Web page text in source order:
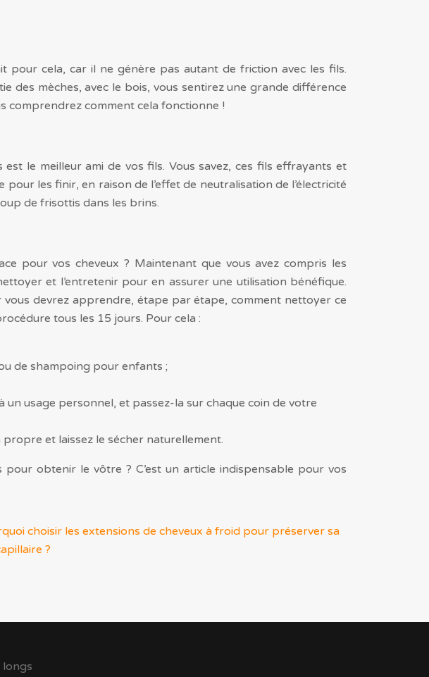
pour cela, car il ne génère pas autant de friction avec les fils.
des mèches, avec le bois, vous sentirez une grande différence
comprendrez comment cela fonctionne !
le meilleur ami de vos fils. Vous savez, ces fils effrayants et
les finir, en raison de l’effet de neutralisation de l’électricité
de frisottis dans les brins.
pour vos cheveux ? Maintenant que vous avez compris les
et l’entretenir pour en assurer une utilisation bénéfique.
devrez apprendre, étape par étape, comment nettoyer ce
tous les 15 jours. Pour cela :
de shampoing pour enfants ;
un usage personnel, et passez-la sur chaque coin de votre
propre et laissez le sécher naturellement.
pour obtenir le vôtre ? C’est un article indispensable pour vos
choisir les extensions de cheveux à froid pour préserver sa
?
longs